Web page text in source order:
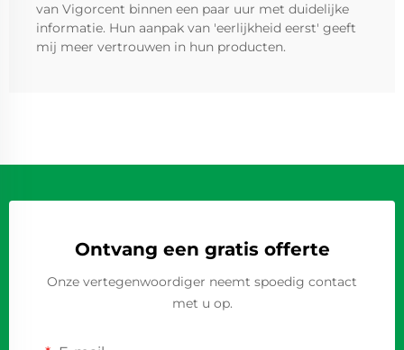
van Vigorcent binnen een paar uur met duidelijke
informatie. Hun aanpak van 'eerlijkheid eerst' geeft
mij meer vertrouwen in hun producten.
Ontvang een gratis offerte
Onze vertegenwoordiger neemt spoedig contact
met u op.